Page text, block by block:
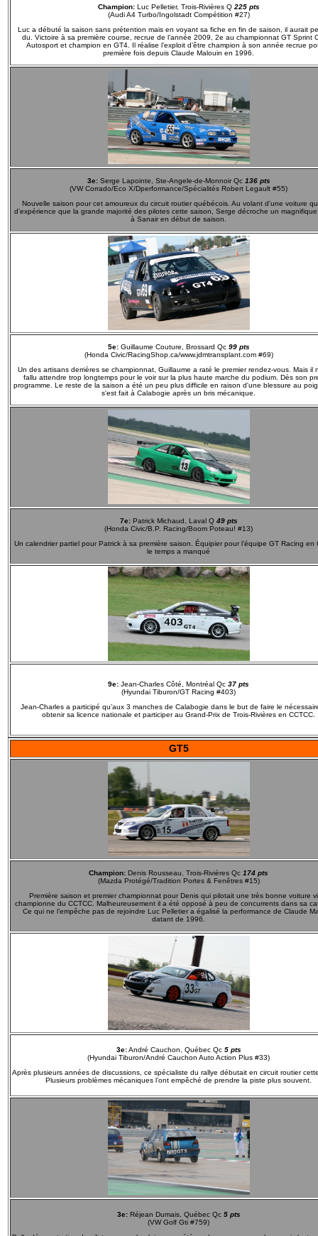
Champion:Luc Pelletier, Trois-Rivières Q 225 pts
(Audi A4 Turbo/Ingolstadt Compétition #27)
Luc a débuté la saison sans prétention mais en voyant sa fiche en fin de saison, il aurait
du. Victoire à sa première course, recrue de l’année 2009, 2e au championnat GT Sprint
Autosport et champion en GT4. Il réalise l’exploit d’être champion à son année recrue
première fois depuis Claude Malouin en 1996.
3e:Serge Lapointe, Ste-Angele-de-Monnoir Qc 136 pts
(VW Corrado/Eco X/Dperformance/Spécialités Robert Legault #55)
Nouvelle saison pour cet amoureux du circuit routier québécois. Au volant d’une voiture
d’expérience que la grande majorité des pilotes cette saison, Serge décroche un
à Sanair en début de saison.
5e:Guillaume Couture, Brossard Qc 99 pts
(Honda Civic/RacingShop.ca/www.jdmtransplant.com #69)
Un des artisans derrières se championnat, Guillaume a raté le premier rendez-vous. Mais il
fallu attendre trop longtemps pour le voir sur la plus haute marche du podium. Dès son
programme. Le reste de la saison a été un peu plus difficile en raison d'une blessure au
s'est fait à Calabogie après un bris mécanique.
7e:Patrick Michaud, Laval Q 49 pts
(Honda Civic/B.P. Racing/Boom Poteau! #13)
Un calendrier partiel pour Patrick à sa première saison. Équipier pour l’équipe GT Racing en
le temps a manqué
9e: Jean-Charles Côté, Montréal Qc 37 pts
(Hyundai Tiburon/GT Racing #403)
Jean-Charles a participé qu’aux 3 manches de Calabogie dans le but de faire le
obtenir sa licence nationale et participer au Grand-Prix de Trois-Rivières en CCTCC.
GT5
Champion: Denis Rousseau, Trois-Rivières Qc 174 pts
(Mazda Protégé/Tradition Portes & Fenêtres #15)
Première saison et premier championnat pour Denis qui pilotait une très bonne voiture
championne du CCTCC. Malheureusement il a été opposé à peu de concurrents dans sa
Ce qui ne l’empêche pas de rejoindre Luc Pelletier a égalisé la performance de Claude
datant de 1996.
3e:André Cauchon, Québec Qc 5 pts
(Hyundai Tiburon/André Cauchon Auto Action Plus #33)
Après plusieurs années de discussions, ce spécialiste du rallye débutait en circuit routier
Plusieurs problèmes mécaniques l’ont empêché de prendre la piste plus souvent.
3e:Réjean Dumais, Québec Qc 5 pts
(VW Golf Gti #759)